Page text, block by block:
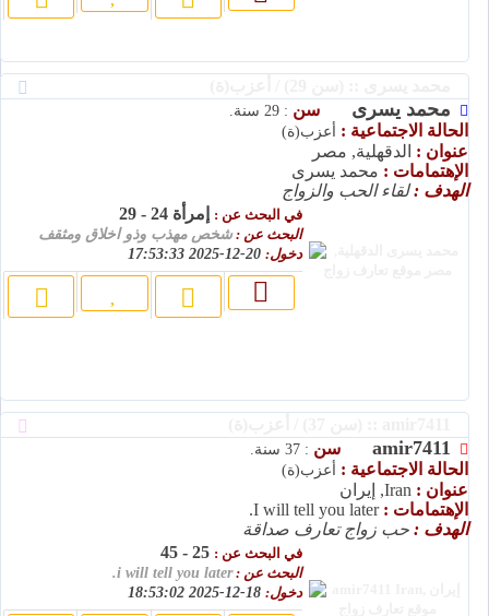
محمد يسرى سن : 29 سنة.
الحالة الاجتماعية : أعزب(ة)
عنوان : الدقهلية, مصر
الإهتمامات : محمد يسرى
الهدف :لقاء الحب والزواج
في البحث عن : إمرأة 24 - 29
البحث عن :شخص مهذب وذو اخلاق ومثقف
دخول:
amir7411 سن : 37 سنة.
الحالة الاجتماعية : أعزب(ة)
عنوان : Iran, إيران
الإهتمامات :I will tell you later.
الهدف : حب زواج تعارف صداقة
في البحث عن :
البحث عن :i will tell you later.
دخول: